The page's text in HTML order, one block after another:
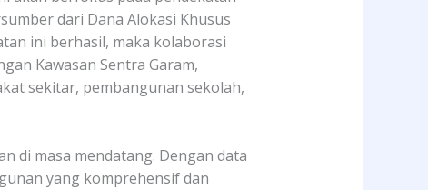
dari Dana Alokasi Khusus
ini berhasil, maka kolaborasi
Kawasan Sentra Garam,
sekitar, pembangunan sekolah,
di masa mendatang. Dengan data
yang komprehensif dan